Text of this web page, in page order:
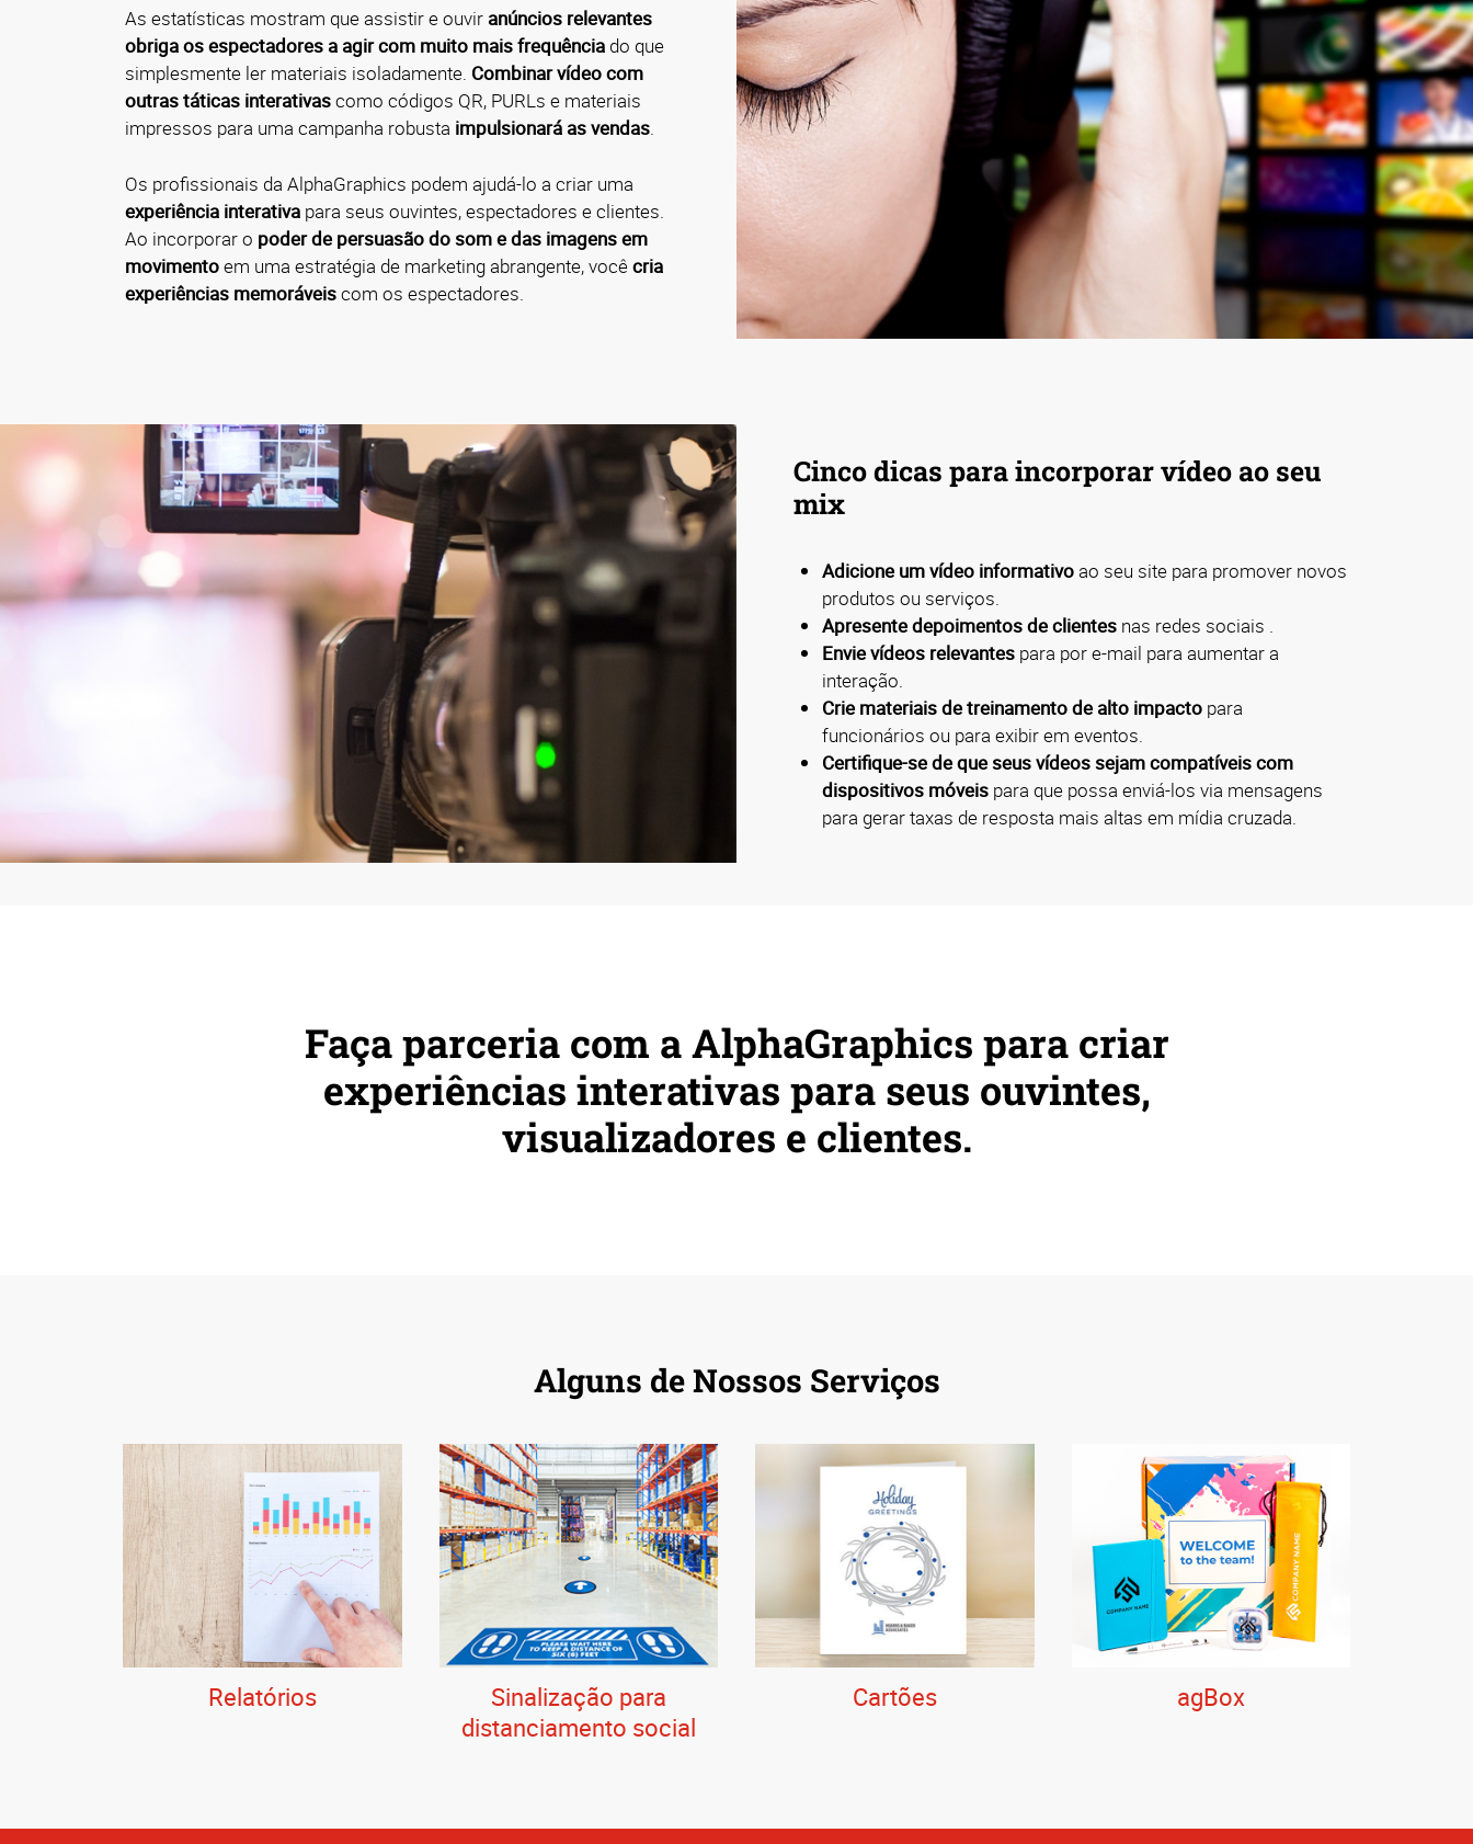
As estatísticas mostram que assistir e ouvir anúncios relevantes
obriga os espectadores a agir com muito mais frequência do que
simplesmente ler materiais isoladamente. Combinar vídeo com
outras táticas interativascomo códigos QR, PURLs e materiais
impressos para uma campanha robusta impulsionará as vendas.
Os profissionais da AlphaGraphics podem ajudá-lo a criar uma
experiência interativa para seus ouvintes, espectadores e clientes.
Ao incorporar o poder de persuasão do som e das imagens em
movimentoem uma estratégia de marketing abrangente, vocêcria
experiências memoráveiscom os espectadores.
Cinco dicas para incorporar vídeo ao seu
mix
Adicione um vídeo informativoao seu site para promover novos
produtos ou serviços.
Apresente depoimentos de clientes nas redes sociais .
Envie vídeos relevantes para por e-mail para aumentar a
interação.
Crie materiais de treinamento de alto impacto para
funcionários ou para exibir em eventos.
Certifique-se de que seus vídeos sejam compatíveis com
dispositivos móveis para que possa enviá-los via mensagens
para gerar taxas de resposta mais altas em mídia cruzada.
Faça parceria com a AlphaGraphics para criar
experiências interativas para seus ouvintes,
visualizadores e clientes.
Alguns de Nossos Serviços
Relatórios
Sinalização para
distanciamento social
Cartões agBox